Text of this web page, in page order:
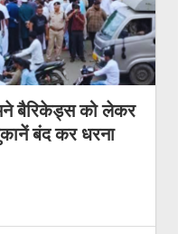
बैरिकेड्स को लेकर
बंद कर धरना